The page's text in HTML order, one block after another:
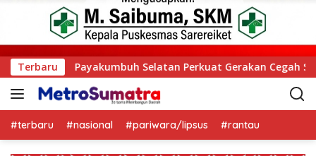
TerbaruCegah Stunting melalui Inovasi “Seribu Asa Bebas
#terbaru #nasional #pariwara/lipsus #rantau